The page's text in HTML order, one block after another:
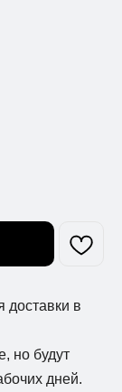
доставки в
но будут
дней.